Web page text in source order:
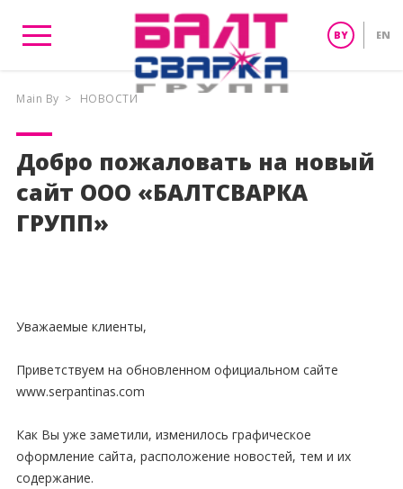
BY EN
Main By > НОВОСТИ
Добро пожаловать на новый
сайт ООО «БАЛТСВАРКА
ГРУПП»
Уважаемые клиенты,
Приветствуем на обновленном официальном сайте
www.serpantinas.com
Как Вы уже заметили, изменилось графическое
оформление сайта, расположение новостей, тем и их
содержание.